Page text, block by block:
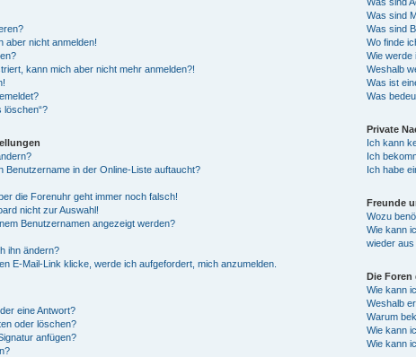
aber nicht anmelden!
kann mich aber nicht mehr anmelden?!
löschen“?
Benutzername in der Online-Liste auftaucht?
die Forenuhr geht immer noch falsch!
nicht zur Auswahl!
Benutzernamen angezeigt werden?
ihn ändern?
E-Mail-Link klicke, werde ich aufgefordert, mich anzumelden.
eine Antwort?
oder löschen?
anfügen?
Was sind
Was sind
Wo finde
Wie werde
Weshalb
Was ist
Was
Private
Ich kann
Ich
Ich habe
Freunde
Wozu
Wie kann
wieder
Die Foren
Wie kann
Weshalb
Warum
Wie kann
Wie kann